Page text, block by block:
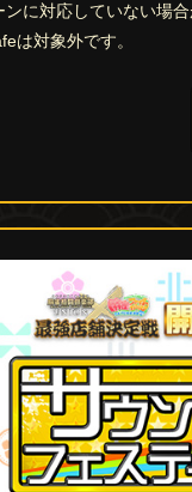
に対応していない場合
は対象外です。